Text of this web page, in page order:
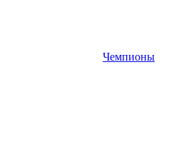
Чемпионы